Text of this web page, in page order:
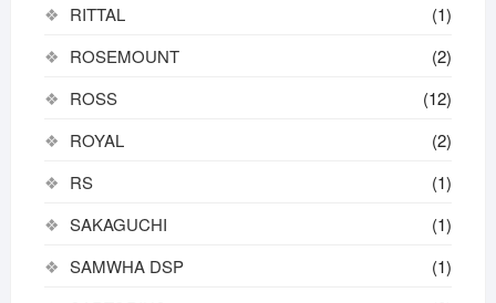
RITTAL
(1)
ROSEMOUNT
(2)
ROSS
(12)
ROYAL
(2)
RS
(1)
SAKAGUCHI
(1)
SAMWHA DSP
(1)